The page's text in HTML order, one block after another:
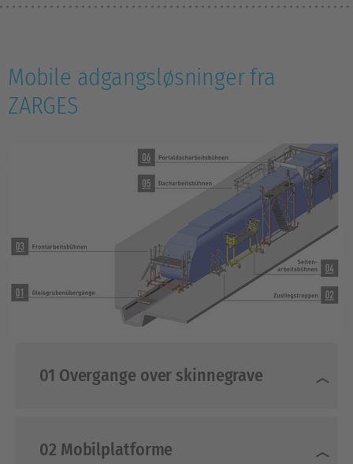
Mobile adgangsløsninger fra
ZARGES
01 Overgange over skinnegrave
02 Mobilplatforme